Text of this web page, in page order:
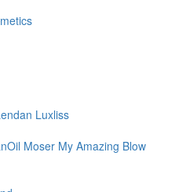
Luxliss
Moser My Amazing Blow